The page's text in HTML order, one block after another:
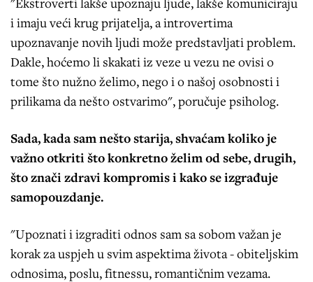
i imaju veći krug prijatelja, a introvertima
upoznavanje novih ljudi može predstavljati problem.
Dakle, hoćemo li skakati iz veze u vezu ne ovisi o
tome što nužno želimo, nego i o našoj osobnosti i
prilikama da nešto ostvarimo", poručuje psiholog.
Sada, kada sam nešto starija, shvaćam koliko je
važno otkriti što konkretno želim od sebe, drugih,
što znači zdravi kompromis i kako se izgrađuje
samopouzdanje.
"Upoznati i izgraditi odnos sam sa sobom važan je
korak za uspjeh u svim aspektima života - obiteljskim
odnosima, poslu, fitnessu, romantičnim vezama.